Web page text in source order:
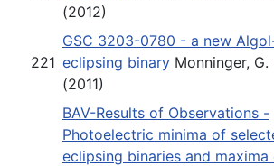
(2012)
221
GSC 3203-0780 - a new
eclipsing binary Monninger, G.
(2011)
BAV-Results of Observations -
Photoelectric minima of
eclipsing binaries and maxima